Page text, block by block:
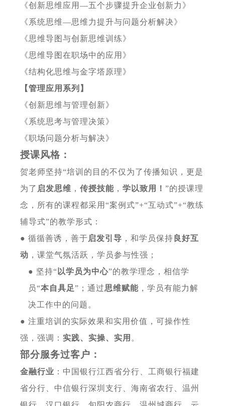
《创新思维应用 —五个步骤提升企业创新力》
《系统思维—思维力提升与问题分析解决》
《思维导图与创新思维训练》
《思维导图在职场中的应用》
《结构化思维与金字塔原理》
【管理应用系列】
《创新思维与管理创新》
《系统思考与管理决策》
《职场问题分析与解决》
授课风格：
贺老师坚持“培训的目的不仅为了传播知识，更是
为了 启发思维 ， 传授技能 ， 学以致用！ ”的授课理
念， 所有的课程都采用 “案例式”+“互动式”+“教练
辅导式”的教学形式：
● 循循善诱，善于启发引导 ，和学员保持 良好互
动 ，课堂气氛活跃，学员参与性强；
● 坚持“ 以学员为中心”的教学理念，相信学
员“本自具足”；通过思维赋能 ，学员有能力解
决工作中的问题。
● 注重培训的实际效果和实用价值，可操作性
强，强调： 实践、实操、实用 。
部分服务过客户：
金融行业 ：中国银行江西省分行、工商银行福建
省分行、中信银行深圳支行、海南省农行、温州